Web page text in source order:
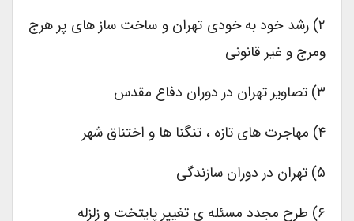
۲) رشد خود به خودی تهران و ساخت ساز های پر هرج
ومرج و غیر قانونی